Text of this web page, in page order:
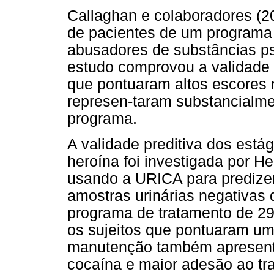
Callaghan e colaboradores
de pacientes de um
abusadores de substâncias
estudo comprovou a
que pontuaram altos
represen-taram
programa.
A validade preditiva dos
heroína foi investigada por
usando a URICA para
amostras urinárias negativas
programa de tratamento de
os sujeitos que pontuaram
manutenção também
cocaína e maior adesão ao